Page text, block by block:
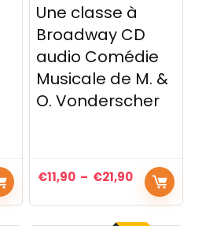
Une classe à
Broadway CD
audio Comédie
Musicale de M. &
O. Vonderscher
€11,90 – €21,90